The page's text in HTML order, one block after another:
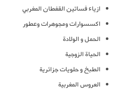
ازياء فساتين القفطان المغربي
اكسسوارات ومجوهرات وعطور
الحمل و الولادة
الحياة الزوجية
الطبخ و حلويات جزائرية
العروس المغربية